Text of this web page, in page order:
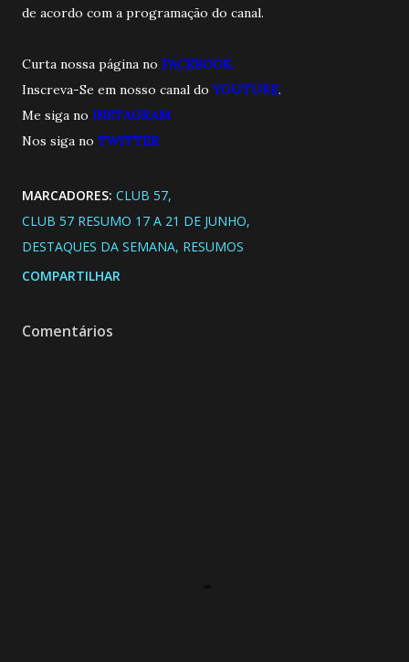
de acordo com a programação do canal.
Curta nossa página no FACEBOOK.
Inscreva-Se em nosso canal do YOUTUBE.
Me siga no INSTAGRAM
Nos siga no TWITTER
MARCADORES: CLUB 57
CLUB 57 RESUMO 17 A 21 DE JUNHO
DESTAQUES DA SEMANA RESUMOS
COMPARTILHAR
Comentários